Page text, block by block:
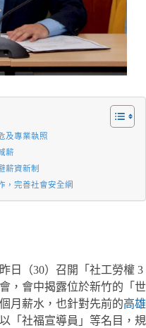
及專業執照
薪
薪資新制
，完善社會安全網
日（30）召開「社工勞權 3
，會中揭露位於新竹的「世
月薪水，也針對先前的高雄
「社福宣導員」等名目，規